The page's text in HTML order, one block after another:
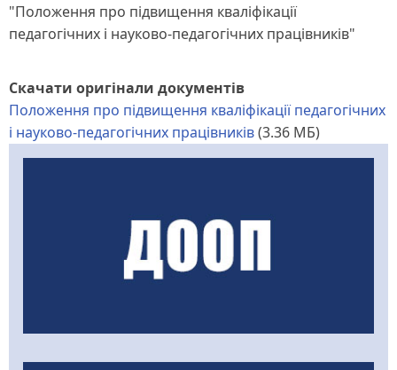
"Положення про підвищення кваліфікації
педагогічних і науково-педагогічних працівників"
Скачати оригінали документів
Положення про підвищення кваліфікації педагогічних
і науково-педагогічних працівників(3.36 МБ)